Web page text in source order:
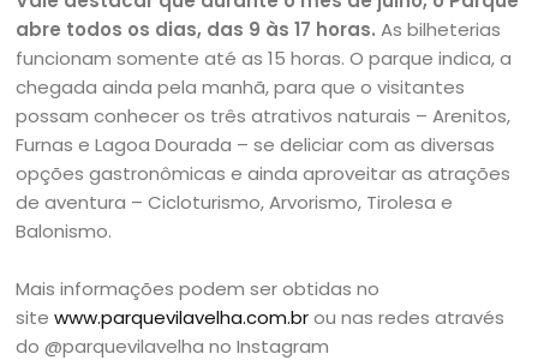
abre todos os dias, das 9 às 17 horas. As bilheterias
funcionam somente até as 15 horas. O parque indica, a
chegada ainda pela manhã, para que o visitantes
possam conhecer os três atrativos naturais – Arenitos,
Furnas e Lagoa Dourada – se deliciar com as diversas
opções gastronômicas e ainda aproveitar as atrações
de aventura – Cicloturismo, Arvorismo, Tirolesa e
Balonismo.
Mais informações podem ser obtidas no
sitewww.parquevilavelha.com.brou nas redes através
do @parquevilavelha no Instagram